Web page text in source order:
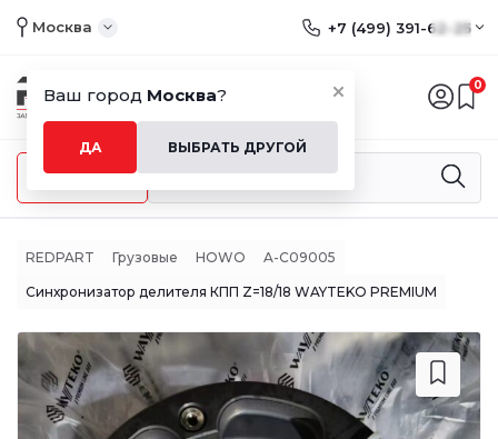
Ваш город Москва?
ДА ВЫБРАТЬ ДРУГОЙ
Москва +7 (499) 391-62-25
0
Меню
REDPART Грузовые HOWO A-C09005
Синхронизатор делителя КПП Z=18/18 WAYTEKO PREMIUM